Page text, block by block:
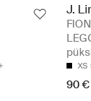
J.
XS
90 €